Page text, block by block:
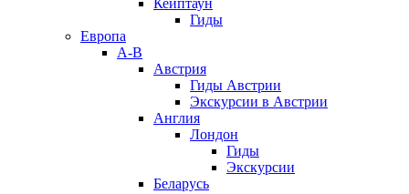
Кейптаун
Гиды
Европа
А-В
Австрия
Гиды Австрии
Экскурсии в Австрии
Англия
Лондон
Гиды
Экскурсии
Беларусь